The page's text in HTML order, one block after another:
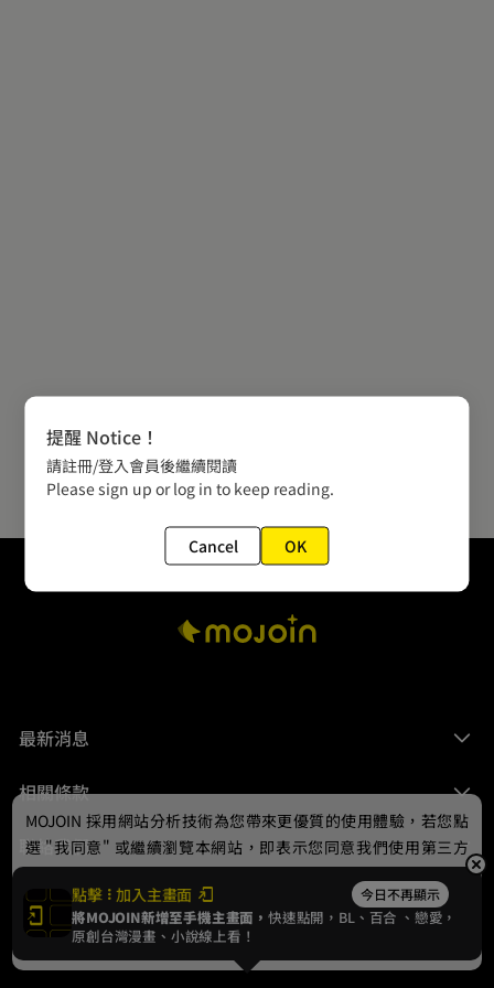
最新消息
相關條款
聯絡我們
© 2024 gamania Digital Entertainment Co., Ltd.
點擊 加入主畫面 今日不再顯示
將MOJOIN新增至手機主畫面，快速點開，BL、 百合 、戀愛，
原創台灣漫畫、小說線上看！
MOJOIN 採用網站分析技術為您帶來更優質的使用體驗，若您點
選 "我同意" 或繼續瀏覽本網站，即表示您同意我們使用第三方
Cookie，欲瞭解更多資訊請見隱私權政策。
我同意
提醒 Notice！
請註冊/登入會員後繼續閱讀
Please sign up or log in to keep reading.
Cancel OK